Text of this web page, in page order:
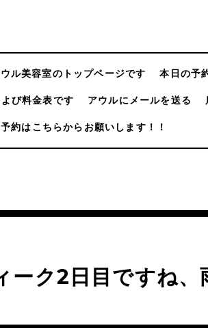
ル美容室のトップページです 本日の予
び料金表です アウルにメールを送る
約はこちらからお願いします！！
ーク2日目ですね、